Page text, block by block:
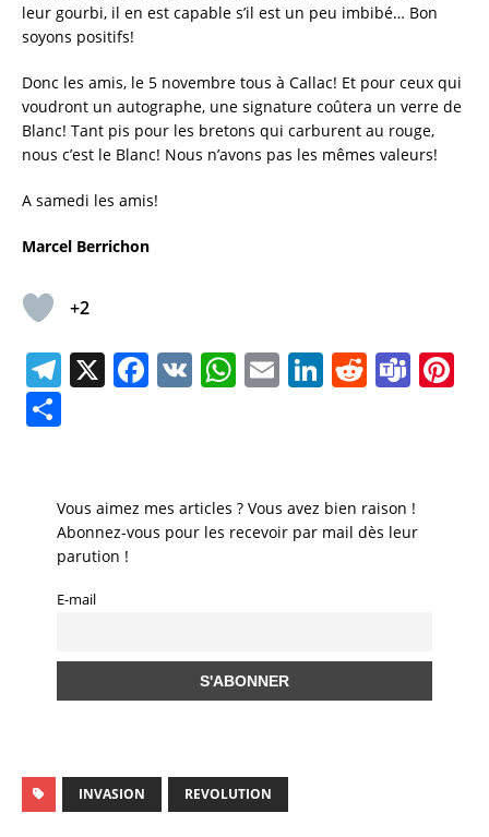
leur gourbi, il en est capable s’il est un peu imbibé… Bon
soyons positifs!
Donc les amis, le 5 novembre tous à Callac! Et pour ceux qui
voudront un autographe, une signature coûtera un verre de
Blanc! Tant pis pour les bretons qui carburent au rouge,
nous c’est le Blanc! Nous n’avons pas les mêmes valeurs!
A samedi les amis!
Marcel Berrichon
+2
T
a
m
X F
b
o
V W
A
p
E Li
dI
n
R
t
T
s
a
g
er
Vous aimez mes articles ? Vous avez bien raison !
Abonnez-vous pour les recevoir par mail dès leur
parution !
E-mail
INVASION REVOLUTION